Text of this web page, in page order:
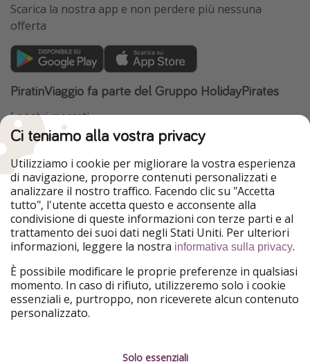
Scarica la nostra app e non perdere più nessuna
offerta
PiratinViaggio fa parte del Gruppo HolidayPirates
I nostri mercati
HolidayPirates
VakantiePiraten
WakacyjniPiraci
Ferienpiraten
Urlaubspiraten
Urlaubspiraten
ViajerosPiratas
TravelPirates
Il nostro gruppo
HolidayPirates Group
Conoscici meglio
Chi siamo
Lavora con noi
Informazioni legali
Termini d' Uso
Ci teniamo alla vostra privacy
Utilizziamo i cookie per migliorare la vostra esperienza
di navigazione, proporre contenuti personalizzati e
analizzare il nostro traffico. Facendo clic su "Accetta
tutto", l'utente accetta questo e acconsente alla
condivisione di queste informazioni con terze parti e al
trattamento dei suoi dati negli Stati Uniti. Per ulteriori
informazioni, leggere la nostra informativa sulla privacy.
È possibile modificare le proprie preferenze in qualsiasi
momento. In caso di rifiuto, utilizzeremo solo i cookie
essenziali e, purtroppo, non riceverete alcun contenuto
personalizzato.
Solo essenziali